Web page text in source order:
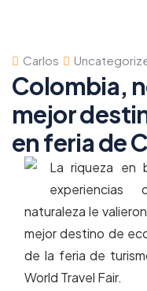
Carlos
Colombia,
mejor
en feria de
La riqueza en
naturaleza le
mejor destino de
de la feria de
World Travel Fair.